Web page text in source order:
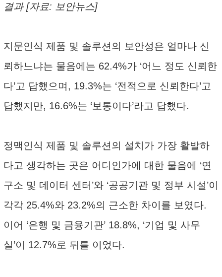
결과 [자료: 보안뉴스]
지문인식 제품 및 솔루션의 보안성은 얼마나 신
뢰하느냐는 물음에는 62.4%가 ‘어느 정도 신뢰한
다’고 답했으며, 19.3%는 ‘전적으로 신뢰한다’고
답했지만, 16.6%는 ‘보통이다’라고 답했다.
정맥인식 제품 및 솔루션의 설치가 가장 활발하
다고 생각하는 곳은 어디인가에 대한 물음에 ‘연
구소 및 데이터 센터’와 ‘공공기관 및 정부 시설’이
각각 25.4%와 23.2%의 근소한 차이를 보였다.
이어 ‘은행 및 금융기관’ 18.8%, ‘기업 및 사무
실’이 12.7%로 뒤를 이었다.